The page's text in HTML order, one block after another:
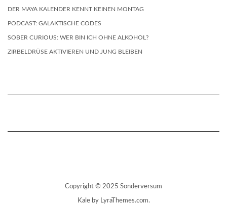
DER MAYA KALENDER KENNT KEINEN MONTAG
PODCAST: GALAKTISCHE CODES
SOBER CURIOUS: WER BIN ICH OHNE ALKOHOL?
ZIRBELDRÜSE AKTIVIEREN UND JUNG BLEIBEN
Copyright © 2025 Sonderversum
Kaleby LyraThemes.com.